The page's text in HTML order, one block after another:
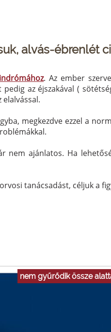
alvás-ébrenlét
. Az ember
az éjszakával (
megkezdve ezzel a
nem ajánlatos. Ha
tanácsadást, céljuk a
nem gyűrődik össze